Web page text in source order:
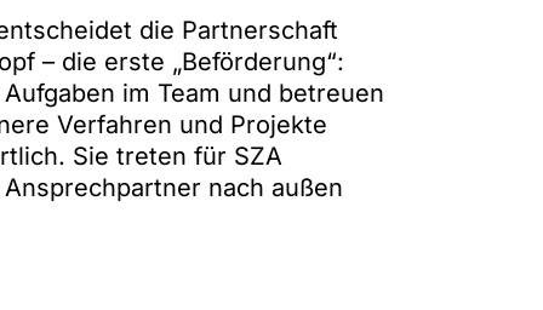
die Partnerschaft
– die erste „Beförderung“:
im Team und betreuen
Verfahren und Projekte
Sie treten für SZA
nach außen